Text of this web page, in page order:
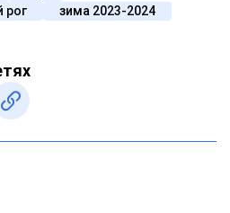
рог
зима 2023-2024